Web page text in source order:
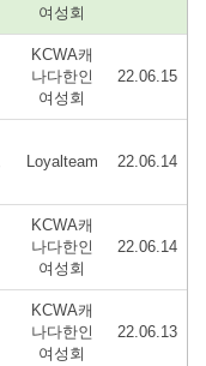
여성회
KCWA캐
나다한인
여성회
22.06.15
Loyalteam 22.06.14
KCWA캐
나다한인
여성회
22.06.14
KCWA캐
나다한인
여성회
22.06.13